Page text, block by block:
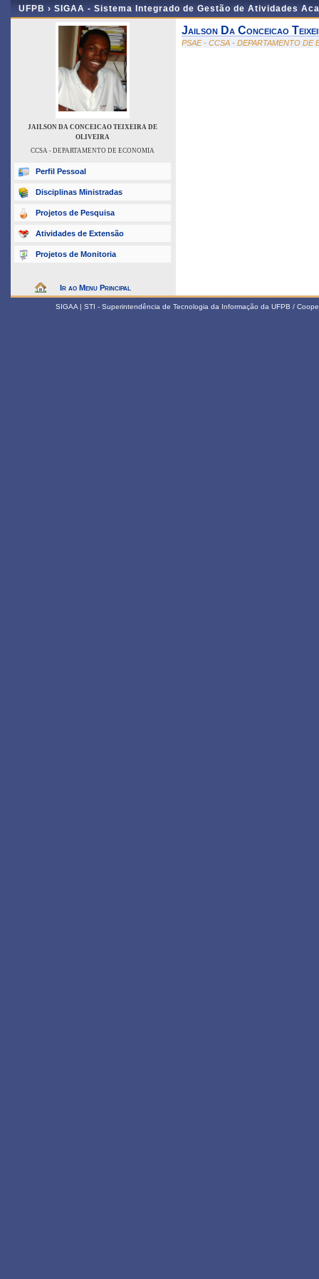
UFPB › SIGAA - Sistema Integrado de Gestão de Atividades
JAILSON DA CONCEICAO TEIXEIRA DE
OLIVEIRA
CCSA - DEPARTAMENTO DE ECONOMIA
Perfil Pessoal
Disciplinas Ministradas
Projetos de Pesquisa
Atividades de Extensão
Projetos de Monitoria
Ir ao Menu Principal
Jailson Da Conceicao
PSAE - CCSA - DEPARTAMENTO DE
SIGAA | STI - Superintendência de Tecnologia da Informação da UFPB /